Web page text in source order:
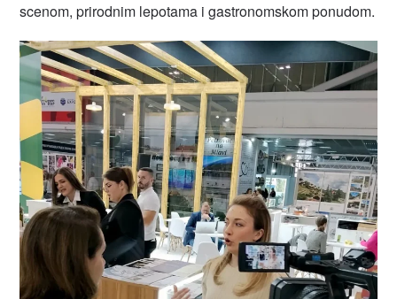
scenom, prirodnim lepotama i gastronomskom ponudom.